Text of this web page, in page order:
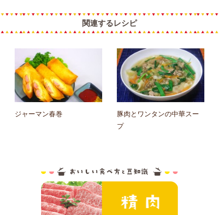
関連するレシピ
ジャーマン春巻
豚肉とワンタンの中華スー
プ